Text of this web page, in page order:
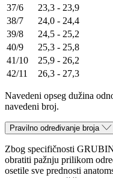
37/6
23,3 - 23,9
38/7
24,0 - 24,4
39/8
24,5 - 25,2
40/9
25,3 - 25,8
41/10
25,9 - 26,2
42/11
26,3 - 27,3
Navedeni opseg dužina
navedeni broj.
Pravilno određivanje broja
Zbog specifičnosti
obratiti pažnju prilikom
osetile sve prednosti